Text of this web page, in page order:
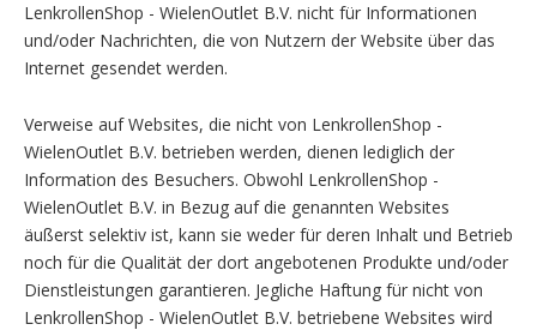
LenkrollenShop - WielenOutlet B.V. nicht für Informationen
und/oder Nachrichten, die von Nutzern der Website über das
Internet gesendet werden.
Verweise auf Websites, die nicht von LenkrollenShop -
WielenOutlet B.V. betrieben werden, dienen lediglich der
Information des Besuchers. Obwohl LenkrollenShop -
WielenOutlet B.V. in Bezug auf die genannten Websites
äußerst selektiv ist, kann sie weder für deren Inhalt und Betrieb
noch für die Qualität der dort angebotenen Produkte und/oder
Dienstleistungen garantieren. Jegliche Haftung für nicht von
LenkrollenShop - WielenOutlet B.V. betriebene Websites wird